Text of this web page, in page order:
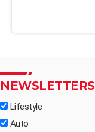
NEWSLETTERS
Lifestyle
Auto